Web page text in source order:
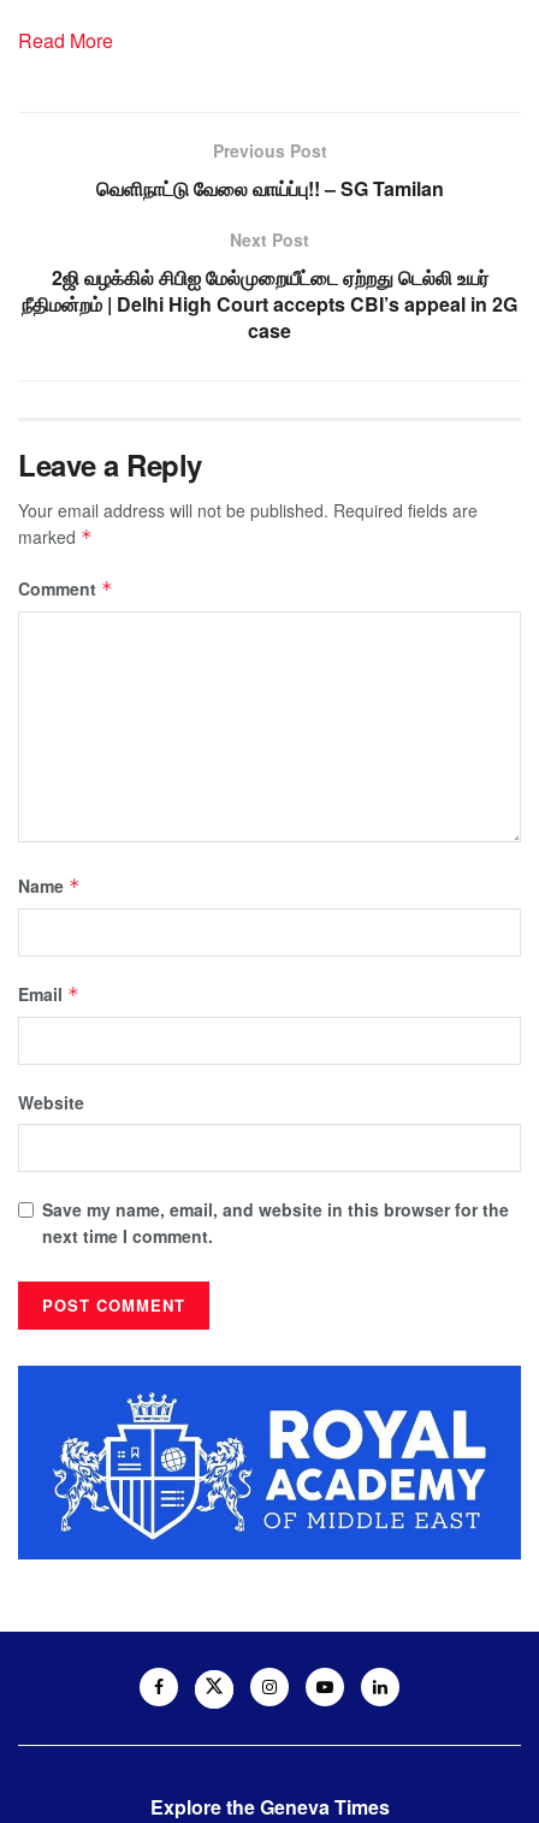
Read More
Previous Post
வெளிநாட்டு வேலை வாய்ப்பு!! – SG Tamilan
Next Post
2ஜி வழக்கில் சிபிஐ மேல்முறையீட்டை ஏற்றது டெல்லி உயர்
நீதிமன்றம் | Delhi High Court accepts CBI’s appeal in 2G
case
Leave a Reply
Your email address will not be published. Required fields are
marked *
Comment *
Name *
Email *
Website
Save my name, email, and website in this browser for the
next time I comment.
Explore the Geneva Times